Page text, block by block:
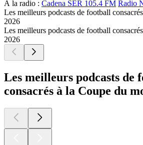
À la radio : Cadena SER 105.4 FM Radio
Les meilleurs podcasts de football
2026
Les meilleurs podcasts de football
2026
Les meilleurs podcasts de
consacrés à la Coupe du